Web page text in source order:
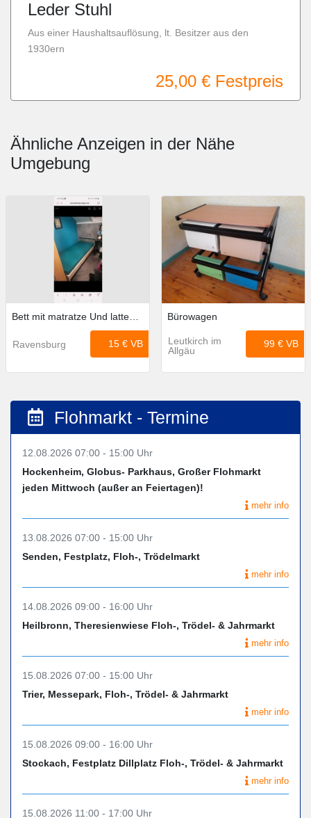
Leder Stuhl
Aus einer Haushaltsauflösung, lt. Besitzer aus den
1930ern
25,00 € Festpreis
Ähnliche Anzeigen in der Nähe
Umgebung
Bett mit matratze Und lattenrost
Ravensburg 15 € VB
Bürowagen
Leutkirch im
Allgäu
99 € VB
Flohmarkt - Termine
12.08.2026 07:00 - 15:00 Uhr
Hockenheim, Globus- Parkhaus, Großer Flohmarkt
jeden Mittwoch (außer an Feiertagen)!
mehr info
13.08.2026 07:00 - 15:00 Uhr
Senden, Festplatz, Floh-, Trödelmarkt
mehr info
14.08.2026 09:00 - 16:00 Uhr
Heilbronn, Theresienwiese Floh-, Trödel- & Jahrmarkt
mehr info
15.08.2026 07:00 - 15:00 Uhr
Trier, Messepark, Floh-, Trödel- & Jahrmarkt
mehr info
15.08.2026 09:00 - 16:00 Uhr
Stockach, Festplatz Dillplatz Floh-, Trödel- & Jahrmarkt
mehr info
15.08.2026 11:00 - 17:00 Uhr